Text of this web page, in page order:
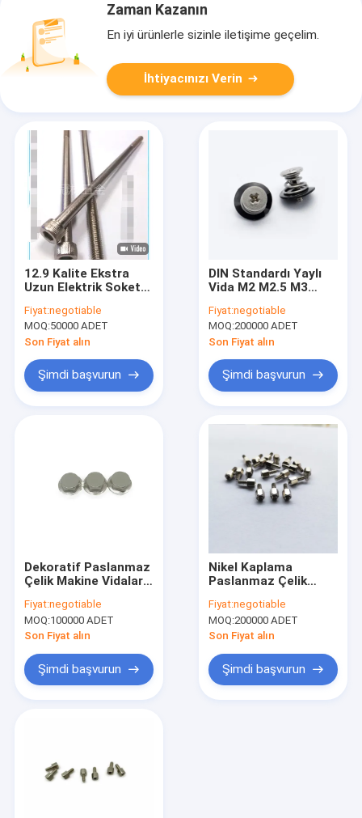
Hakkımızda
Zaman Kazanın
En iyi ürünlerle sizinle iletişime geçelim.
İhtiyacınızı Verin
12.9 Kalite Ekstra
Uzun Elektrik Soket
Kaplamalı
Fiyat:negotiable
MOQ:50000 ADET
Son Fiyat alın
Şimdi başvurun
DIN Standardı Yaylı
Vida M2 M2.5 M3
Kaplamalı SEMS
Vidaları
Fiyat:negotiable
MOQ:200000 ADET
Son Fiyat alın
Şimdi başvurun
Dekoratif Paslanmaz
Çelik Makine Vidaları
Kaplama Altıgen
Fiyat:negotiable
MOQ:100000 ADET
Son Fiyat alın
Şimdi başvurun
Nikel Kaplama
Paslanmaz Çelik
M3x10.8 Altıgen
Saplama
Fiyat:negotiable
MOQ:200000 ADET
Son Fiyat alın
Şimdi başvurun